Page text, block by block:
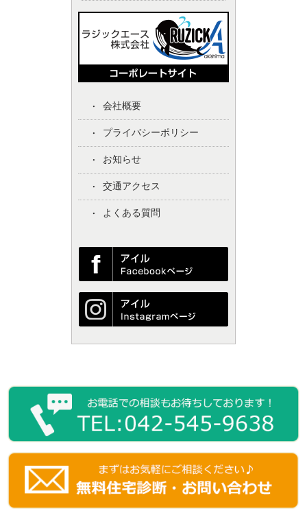
会社概要
プライバシーポリシー
お知らせ
交通アクセス
よくある質問